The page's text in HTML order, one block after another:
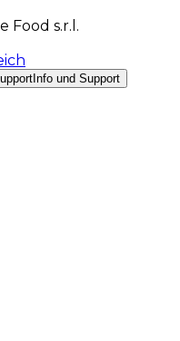
Food s.r.l.
Info und Support